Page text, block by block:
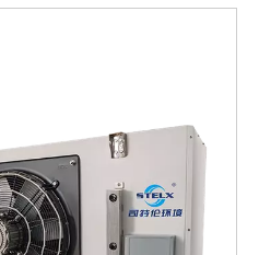
VerCasos de referencia